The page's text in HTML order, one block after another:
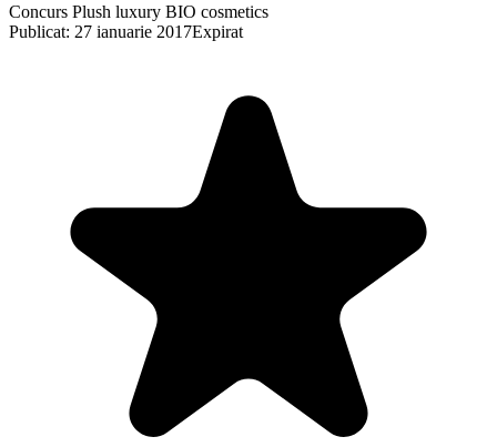
Concurs Plush luxury BIO cosmetics
Publicat: 27 ianuarie 2017Expirat